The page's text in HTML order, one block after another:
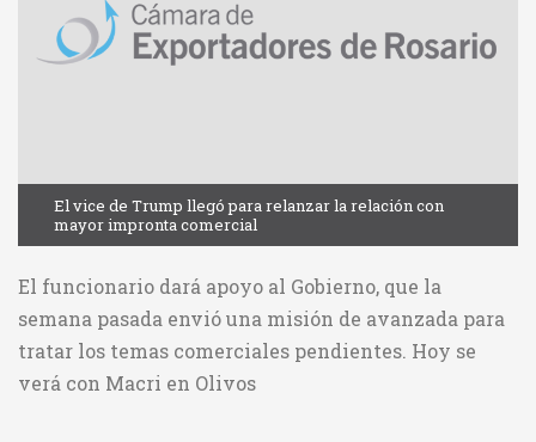
El vice de Trump llegó para relanzar la relación con
mayor impronta comercial
El funcionario dará apoyo al Gobierno, que la
semana pasada envió una misión de avanzada para
tratar los temas comerciales pendientes. Hoy se
verá con Macri en Olivos